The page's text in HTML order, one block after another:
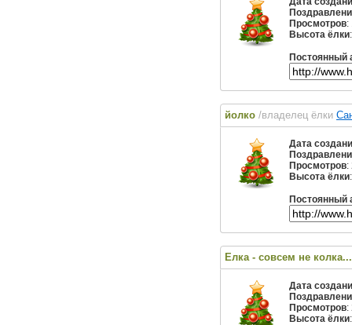
Просмотров:
Высота ёлки
Постоянный
йолко /владелец ёлки
Дата
Просмотров:
Высота ёлки
Постоянный
Елка - совсем не колка...
Дата
Просмотров:
Высота ёлки